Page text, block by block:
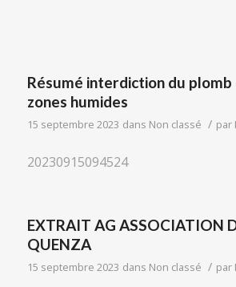
Résumé interdiction du plomb
zones humides
15 septembre 2023 dans Non classé / par
20230915094524
EXTRAIT AG ASSOCIATION
QUENZA
15 septembre 2023 dans Non classé / par